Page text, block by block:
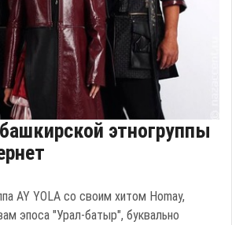
этногруппы
AY YOLA со своим хитом Homay,
эпоса "Урал-батыр", буквально